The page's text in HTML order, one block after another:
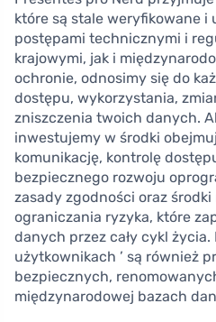
które są stale weryfikowane i
postępami technicznymi i
krajowymi, jak i
ochronie, odnosimy się do
dostępu, wykorzystania,
zniszczenia twoich danych.
inwestujemy w środki
komunikację, kontrolę
bezpiecznego rozwoju
zasady zgodności oraz
ograniczania ryzyka, które
danych przez cały cykl
użytkownikach ’ są również
bezpiecznych,
międzynarodowej bazach